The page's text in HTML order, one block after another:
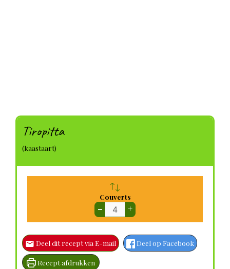
Tiropitta
(kaastaart)
Couverts
– +
Deel dit recept via E-mail Deel op Facebook
Recept afdrukken